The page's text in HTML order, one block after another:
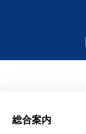
総合案内